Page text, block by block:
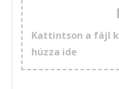
Kattintson a fájl
húzza ide